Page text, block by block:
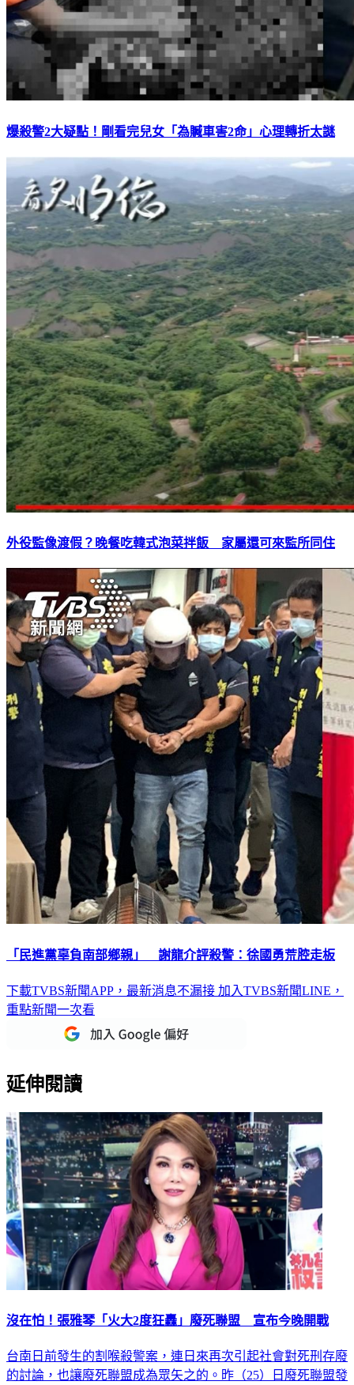
爆殺警2大疑點！剛看完兒女「為贓車害2命」心理轉折太謎
外役監像渡假？晚餐吃韓式泡菜拌飯 家屬還可來監所同住
「民進黨辜負南部鄉親」 謝龍介評殺警：徐國勇荒腔走板
下載TVBS新聞APP，最新消息不漏接 加入TVBS新聞LINE，
重點新聞一次看
延伸閱讀
沒在怕！張雅琴「火大2度狂轟」廢死聯盟 宣布今晚開戰
台南日前發生的割喉殺警案，連日來再次引起社會對死刑存廢
的討論，也讓廢死聯盟成為眾矢之的。昨（25）日廢死聯盟發